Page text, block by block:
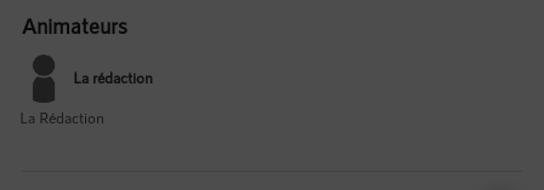
Animateurs
La rédaction
La Rédaction